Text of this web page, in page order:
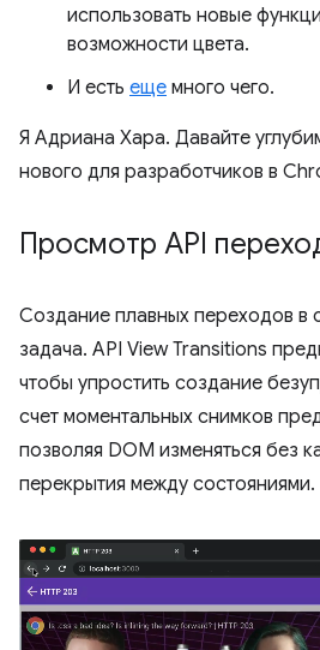
использовать новые
возможности цвета.
И есть еще много чего.
Я Адриана Хара. Давайте
нового для разработчиков в
Просмотр API
Создание плавных переходов в
задача. API View Transitions
чтобы упростить создание
счет моментальных снимков
позволяя DOM изменяться без
перекрытия между состояниями.